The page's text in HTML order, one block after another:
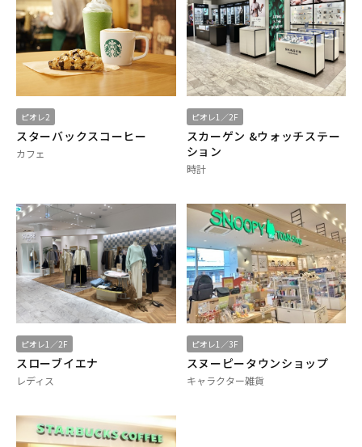
ピオレ2
スターバックスコーヒー
カフェ
ピオレ1／2F
スカーゲン &ウォッチステー
ション
時計
ピオレ1／2F
スローブイエナ
レディス
ピオレ1／3F
スヌーピータウンショップ
キャラクター雑貨